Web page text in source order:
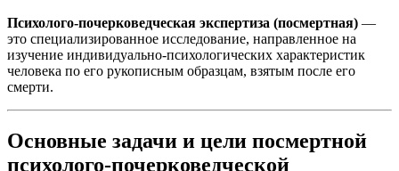
Психолого-почерковедческая экспертиза (посмертная) —
это специализированное исследование, направленное на
изучение индивидуально-психологических характеристик
человека по его рукописным образцам, взятым после его
смерти.
Основные задачи и цели посмертной
психолого-почерковедческой